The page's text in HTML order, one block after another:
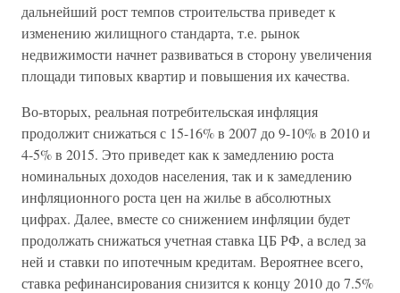
дальнейший рост темпов строительства приведет к
изменению жилищного стандарта, т.е. рынок
недвижимости начнет развиваться в сторону увеличения
площади типовых квартир и повышения их качества.
Во-вторых, реальная потребительская инфляция
продолжит снижаться с 15-16% в 2007 до 9-10% в 2010 и
4-5% в 2015. Это приведет как к замедлению роста
номинальных доходов населения, так и к замедлению
инфляционного роста цен на жилье в абсолютных
цифрах. Далее, вместе со снижением инфляции будет
продолжать снижаться учетная ставка ЦБ РФ, а вслед за
ней и ставки по ипотечным кредитам. Вероятнее всего,
ставка рефинансирования снизится к концу 2010 до 7.5%